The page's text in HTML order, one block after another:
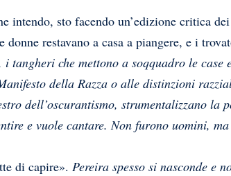
sto facendo un’edizione critica
restavano a casa a piangere, e i
che mettono a soqquadro le case
della Razza o alle distinzioni
dell’oscurantismo, strumentalizzano la
e vuole cantare. Non furono uomini,
di capire». Pereira spesso si nasconde e